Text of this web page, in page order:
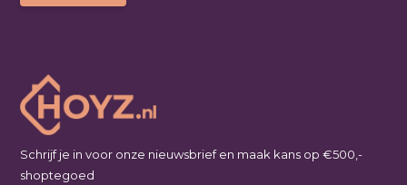
Schrijf je in voor onze nieuwsbrief en maak kans op €500,-
shoptegoed